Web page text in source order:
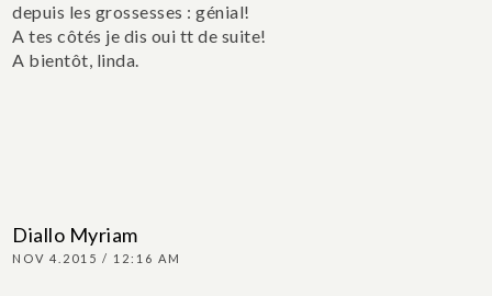
depuis les grossesses : génial!
A tes côtés je dis oui tt de suite!
A bientôt, linda.
Diallo Myriam
NOV 4.2015 / 12:16 AM